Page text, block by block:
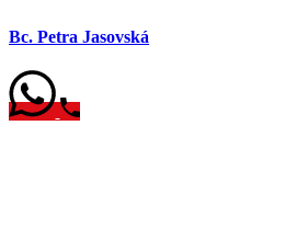
Bc. Petra Jasovská